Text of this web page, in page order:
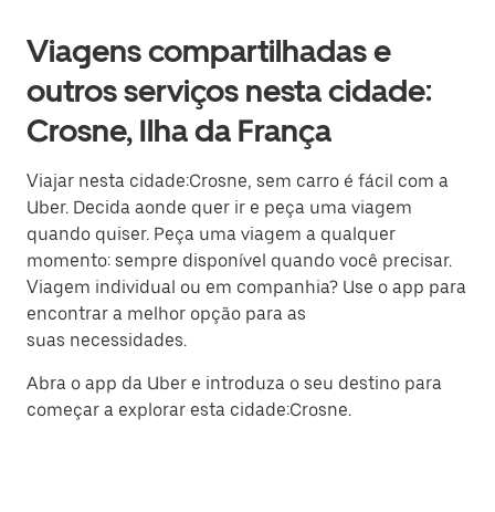
Viagens compartilhadas e
outros serviços nesta cidade:
Crosne, Ilha da França
Viajar nesta cidade:Crosne, sem carro é fácil com a
Uber. Decida aonde quer ir e peça uma viagem
quando quiser. Peça uma viagem a qualquer
momento: sempre disponível quando você precisar.
Viagem individual ou em companhia? Use o app para
encontrar a melhor opção para as
suas necessidades.
Abra o app da Uber e introduza o seu destino para
começar a explorar esta cidade:Crosne.